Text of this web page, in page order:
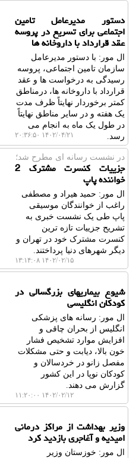
دستور مدیرعامل تامین
اجتماعی برای تسریع در پروسه
عقد قرارداد با داروخانه ها
ال مور: با دستور مدیرعامل
سازمان تامین اجتماعی، پروسه
رسیدگی به درخواست ها و عقد
قرارداد با داروخانه ها، درمناطق
کمتر برخوردار نهایتاً ظرف مدت
یک هفته و در سایر مناطق نهایتاً
در طول یک ماه به انجام می
رسد.
۱۴۰۲/۰۴/۲۱ ۲۰:۳۶:۵۰
در نشست رسانه ای مطرح شد؛
جزییات کنسرت مشترک 2
خواننده پاپ
ال مور: حمید هیراد و مصطفی
راغب از خوانندگان موسیقی
پاپ طی یک نشست خبری به
تشریح جزییات تازه ترین
کنسرت مشترک خود در تهران و
دیگر شهرهای دنیا پرداختند.
۱۴۰۲/۰۲/۱۵ ۱۳:۱۴:۰۸
شیوع بیماریهای بزرگسالی در
کودکان انگلیسی
ال مور: رسانه های پزشکی
انگلیس از بحران چاقی و
افزایش موارد تشخیص فشار
خون بالا، دیابت و حتی مشکلات
مفصل زانو در خردسالان و
کودکان نوپا در این کشور
گزارش می دهند.
۱۴۰۲/۰۲/۱۲ ۱۱:۲۰:۰۰
وزیر بهداشت از مراکز درمانی
امیدیه و آغاجری بازدید کرد
ال مور: خوزستان وزیر